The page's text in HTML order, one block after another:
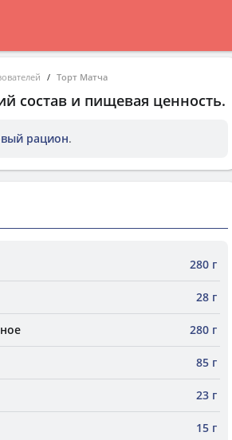
Торт Матча
состав и пищевая ценность.
рацион.
280 г
28 г
280 г
85 г
23 г
15 г